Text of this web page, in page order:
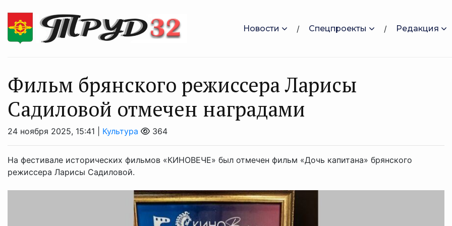
Новости Спецпроекты Редакция
Фильм брянского режиссера Ларисы
Садиловой отмечен наградами
24 ноября 2025, 15:41 | Культура 364
На фестивале исторических фильмов «КИНОВЕЧЕ» был отмечен фильм «Дочь капитана» брянского
режиссера Ларисы Садиловой.